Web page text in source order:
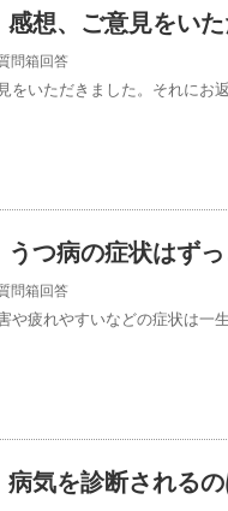
感想、ご意見をい
問箱回答
をいただきました。それにお
うつ病の症状は
問箱回答
や疲れやすいなどの症状は一
病気を診断される